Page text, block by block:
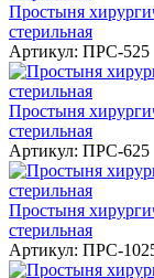
Простыня
стерильная
Артикул: ПРС-525
Простыня
стерильная
Артикул: ПРС-625
Простыня
стерильная
Артикул: ПРС-